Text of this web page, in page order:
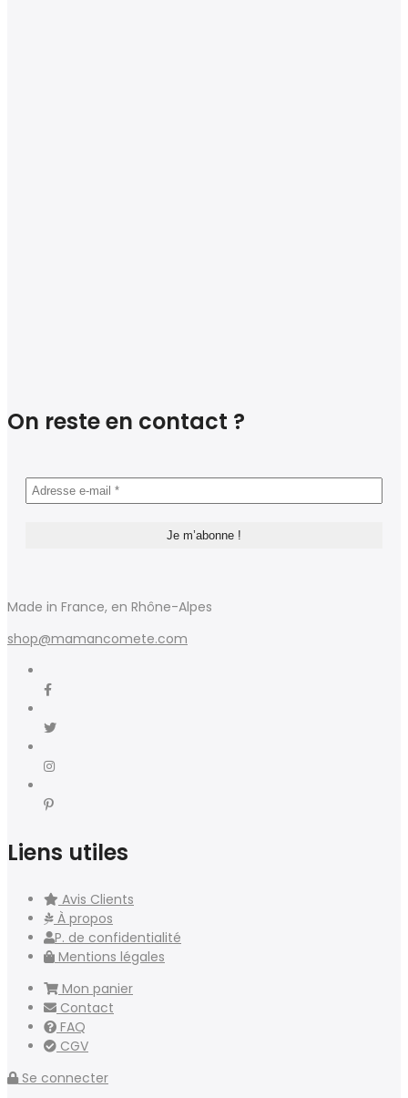
On reste en contact ?
Made in France, en Rhône-Alpes
shop@mamancomete.com
Liens utiles
Avis Clients
À propos
P. de confidentialité
Mentions légales
Mon panier
Contact
FAQ
CGV
Se connecter